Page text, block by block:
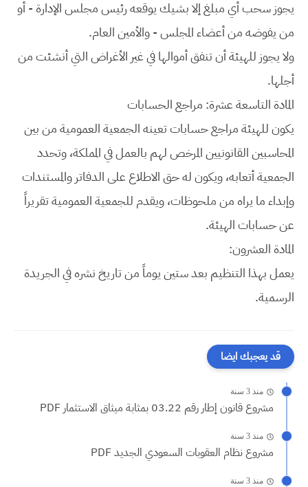
يجوز سحب أي مبلغ إلا بشيك يوقعه رئيس مجلس الإدارة - أو
من يفوضه من أعضاء المجلس - والأمين العام.
ولا يجوز للهيئة أن تنفق أموالها في غير الأغراض التي أنشئت من
أجلها.
المادة التاسعة عشرة: مراجع الحسابات
يكون للهيئة مراجع حسابات تعينه الجمعية العمومية من بين
المحاسبين القانونيين المرخص لهم بالعمل في المملكة، وتحدد
الجمعية أتعابه، ويكون له حق الاطلاع على الدفاتر والمستندات
وإبداء ما يراه من ملحوظات، ويقدم للجمعية العمومية تقريراً
عن حسابات الهيئة.
المادة العشرون:
يعمل بهذا التنظيم بعد ستين يوماً من تاريخ نشره في الجريدة
الرسمية.
قد يعجبك ايضا
منذ 3 سنة
مشروع قانون إطار رقم 03.22 بمثابة ميثاق الاستثمار PDF
منذ 3 سنة
مشروع نظام العقوبات السعودي الجديد PDF
منذ 3 سنة